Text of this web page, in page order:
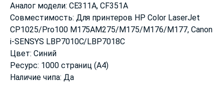
Аналог модели: CE311A, CF351A
Совместимость: Для принтеров HP Color LaserJet
CP1025/Pro100 M175AM275/M175/M176/M177, Canon
i-SENSYS LBP7010C/LBP7018C
Цвет: Синий
Ресурс: 1000 страниц (А4)
Наличие чипа: Да